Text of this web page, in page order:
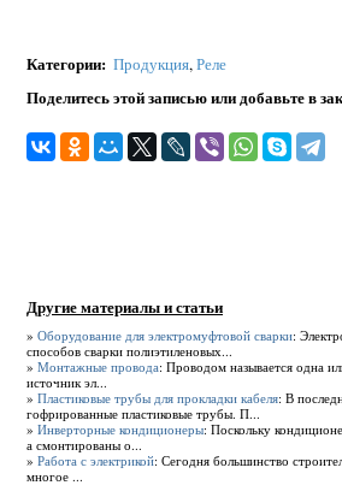
Категории: Продукция,Реле
Поделитесь этой записью или добавьте в
Другие материалы и статьи
» Оборудование для электромуфтовой сварки:
способов сварки полиэтиленовых...
» Монтажные провода: Проводом называется одна
источник эл...
» Пластиковые трубы для прокладки кабеля: В
гофрированные пластиковые трубы. П...
» Инверторные кондиционеры: Поскольку
а смонтированы о...
» Работа с электрикой: Сегодня большинство
многое ...